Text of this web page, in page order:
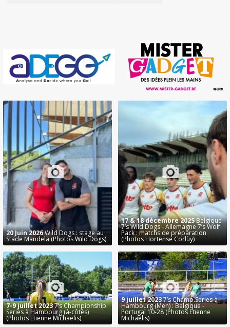
20 Juin 2026Wild Dogs : stage au
Stade Mandela (Photos Wild Dogs)
17 & 18 décembre 2025Belgique
7’s Wild Dogs - Allemagne 7’s Wolf
Pack : matchs de préparation
(Photos Hortense Corlùy)
7-9 juillet 20237’s Championship
Series à Hambourg (à-côtés)
(Photos Etienne Michaëlis)
9 juillet 20237’s Champ.Series à
Hambourg (Men) : Belgique -
Portugal 10-28 (Photos Etienne
Michaëlis)